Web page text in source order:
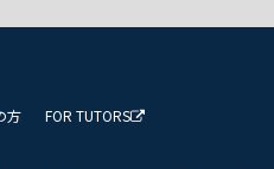
方 FOR TUTORS